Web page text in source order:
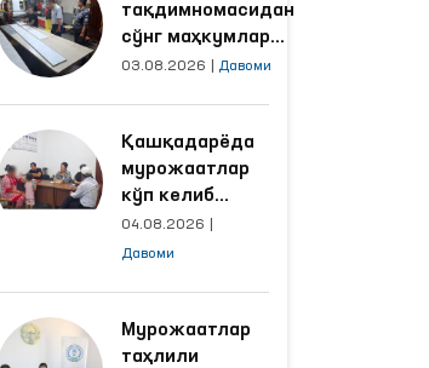
тақдимномасидан
сўнг маҳкумлар
меҳнат қилаётган
яхшиланди
03.08.2026 Давоми
Қашқадарёда
мурожаатлар
кўп келиб
тушаётган
ҳудудлар
ишлаш йўлга
қўйилди
04.08.2026
Давоми
Мурожаатлар
таҳлили